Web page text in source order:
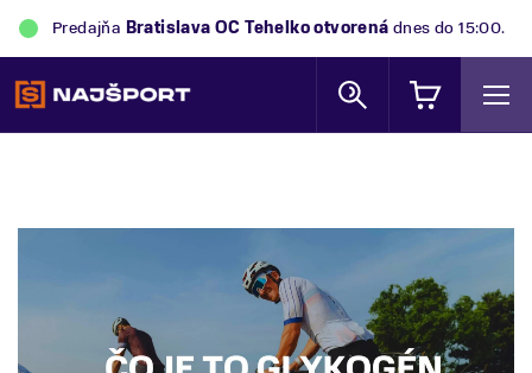
Predajňa Bratislava OC Tehelkootvorená dnes do 15:00.